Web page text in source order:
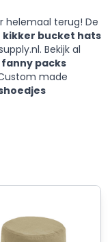
helemaal terug! De
kikker bucket hats
Bekijk al
fanny packs
made